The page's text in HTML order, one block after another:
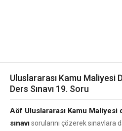
Uluslararası Kamu Maliyesi
Ders Sınavı 19. Soru
Aöf Uluslararası Kamu Maliyesi
sınavısorularını çözerek sınavlara